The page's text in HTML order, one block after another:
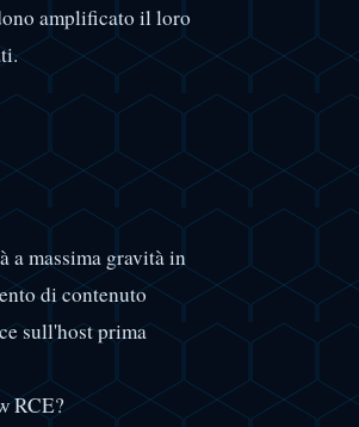
amplificato il loro
a massima gravità in
di contenuto
sull'host prima
RCE?